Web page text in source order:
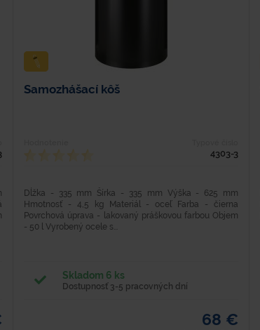
Samozhášací kôš
4303-3
Dĺžka - 335 mm Šírka - 335 mm Výška - 625 mm
Hmotnosť - 4,5 kg Materiál - oceľ Farba - čierna
Povrchová úprava - lakovaný práškovou farbou Objem
- 50 l Vyrobený ocele s...
Skladom 6 ks
Dostupnosť 3-5 pracovných dní
68 €